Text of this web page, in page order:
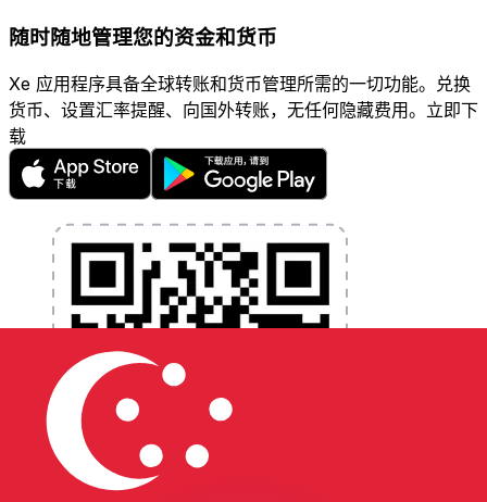
随时随地管理您的资金和货币
Xe 应用程序具备全球转账和货币管理所需的一切功能。兑换
货币、设置汇率提醒、向国外转账，无任何隐藏费用。立即下
载